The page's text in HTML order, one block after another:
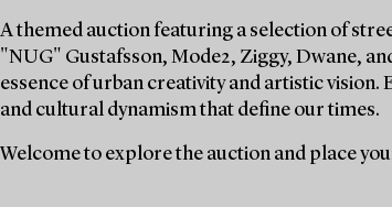
A themed auction featuring a selection of
"NUG" Gustafsson, Mode2, Ziggy, Dwane,
essence of urban creativity and artistic
and cultural dynamism that define our times.
Welcome to explore the auction and place